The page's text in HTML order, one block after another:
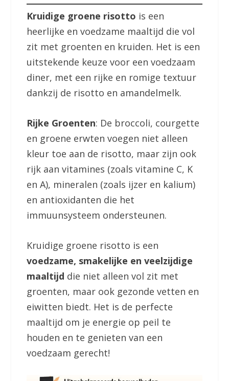
Kruidige groene risotto is een
heerlijke en voedzame maaltijd die vol
zit met groenten en kruiden. Het is een
uitstekende keuze voor een voedzaam
diner, met een rijke en romige textuur
dankzij de risotto en amandelmelk.
Rijke Groenten: De broccoli, courgette
en groene erwten voegen niet alleen
kleur toe aan de risotto, maar zijn ook
rijk aan vitamines (zoals vitamine C, K
en A), mineralen (zoals ijzer en kalium)
en antioxidanten die het
immuunsysteem ondersteunen.
Kruidige groene risotto is een
voedzame, smakelijke en veelzijdige
maaltijd die niet alleen vol zit met
groenten, maar ook gezonde vetten en
eiwitten biedt. Het is de perfecte
maaltijd om je energie op peil te
houden en te genieten van een
voedzaam gerecht!